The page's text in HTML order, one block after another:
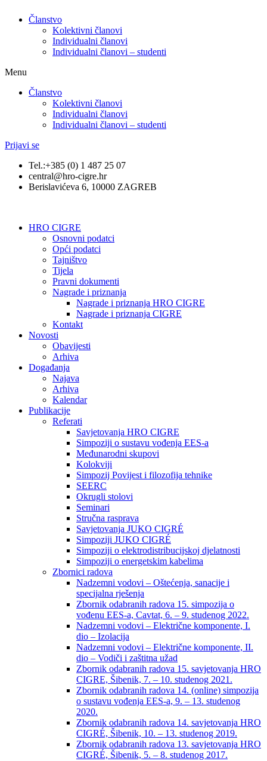
Članstvo
Kolektivni članovi
Individualni članovi
Individualni članovi – studenti
Menu
Članstvo
Kolektivni članovi
Individualni članovi
Individualni članovi – studenti
Prijavi se
Tel.:+385 (0) 1 487 25 07
central@hro-cigre.hr
Berislavićeva 6, 10000 ZAGREB
HRO CIGRE
Osnovni podatci​
Opći podatci
Tajništvo
Tijela
Pravni dokumenti
Nagrade i priznanja
Nagrade i priznanja HRO CIGRE
Nagrade i priznanja CIGRE
Kontakt
Novosti
Obavijesti
Arhiva
Događanja
Najava
Arhiva
Kalendar
Publikacije
Referati
Savjetovanja HRO CIGRE
Simpoziji o sustavu vođenja EES-a
Međunarodni skupovi
Kolokviji​
Simpozij Povijest i filozofija tehnike
SEERC
Okrugli stolovi
Seminari​
Stručna rasprava​
Savjetovanja JUKO CIGRÉ
Simpoziji JUKO CIGRÉ
Simpoziji o elektrodistribucijskoj djelatnosti
Simpoziji o energetskim kabelima
Zbornici radova
Nadzemni vodovi – Oštećenja, sanacije i
specijalna rješenja
Zbornik odabranih radova 15. simpozija o
vođenu EES-a, Cavtat, 6. – 9. studenog 2022.
Nadzemni vodovi – Električne komponente, I.
dio – Izolacija
Nadzemni vodovi – Električne komponente, II.
dio – Vodiči i zaštitna užad
Zbornik odabranih radova 15. savjetovanja HRO
CIGRE, Šibenik, 7. – 10. studenog 2021.
Zbornik odabranih radova 14. (online) simpozija
o sustavu vođenja EES-a, 9. – 13. studenog
2020.
Zbornik odabranih radova 14. savjetovanja HRO
CIGRÉ, Šibenik, 10. – 13. studenog 2019.
Zbornik odabranih radova 13. savjetovanja HRO
CIGRÉ, Šibenik, 5. – 8. studenog 2017.